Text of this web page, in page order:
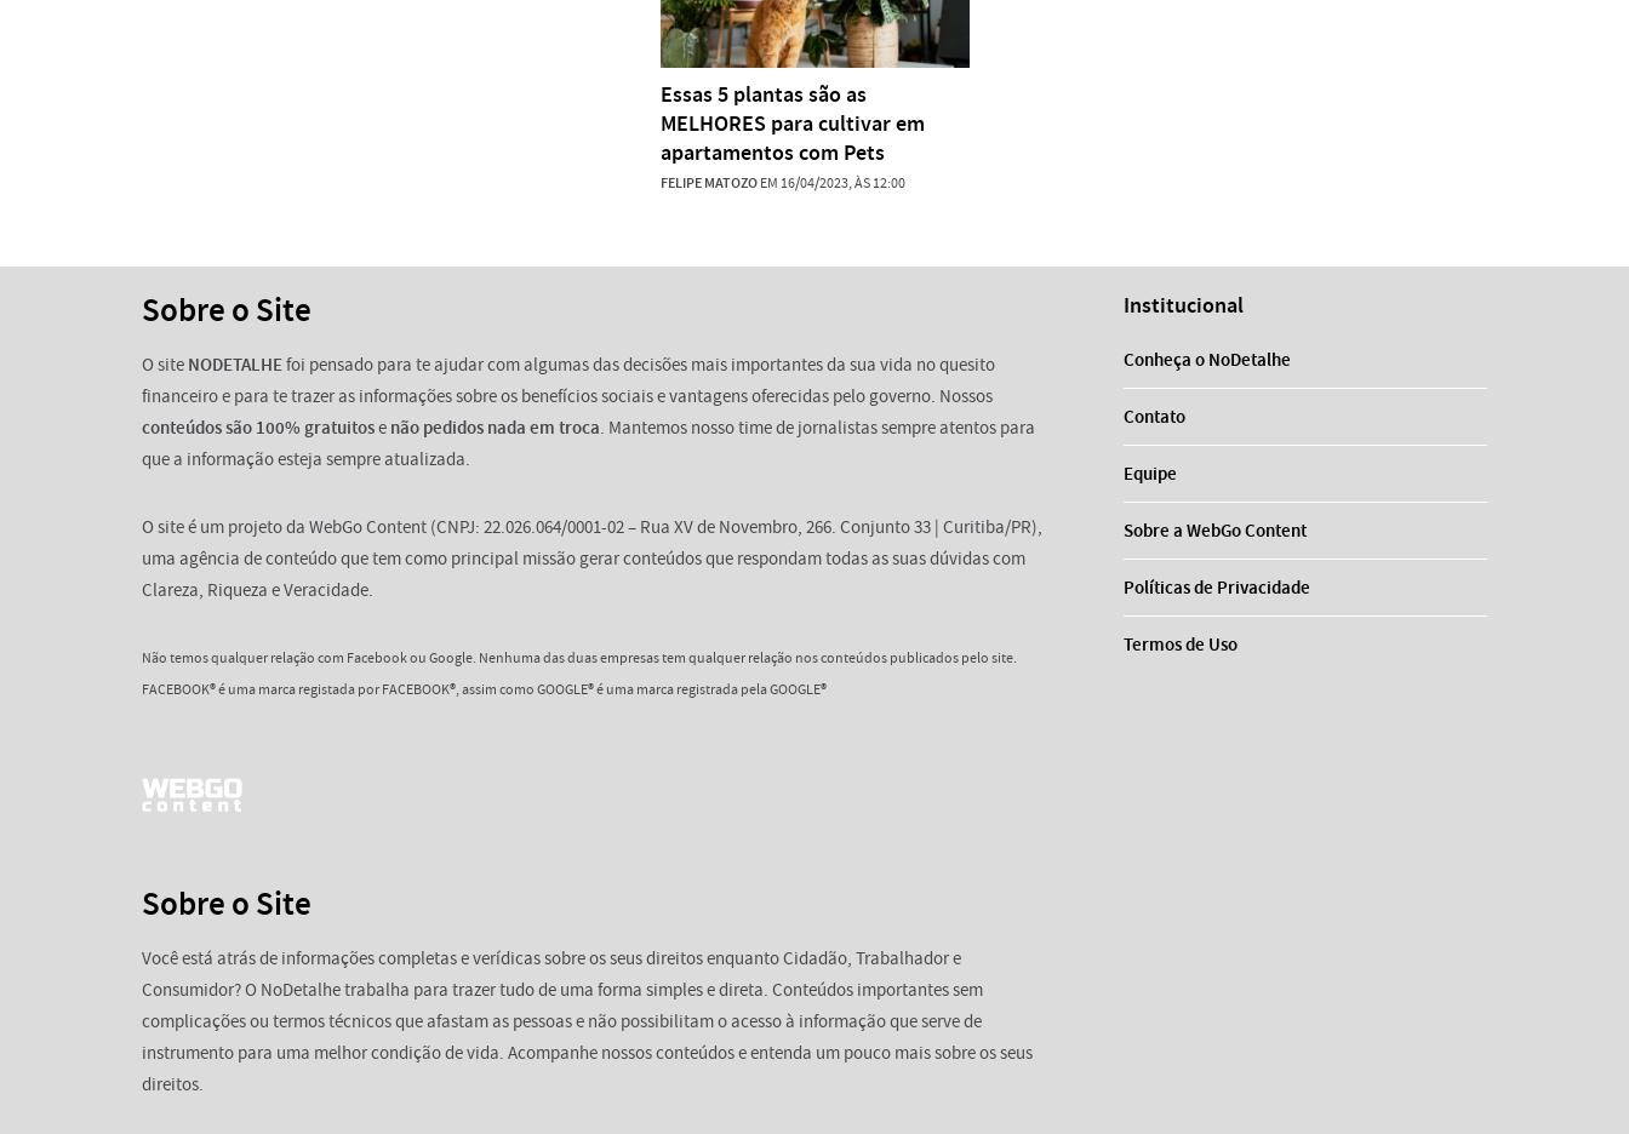
Essas 5 plantas são as
MELHORES para cultivar em
apartamentos com Pets
FELIPE MATOZOEM 16/04/2023, ÀS 12:00
Sobre o Site
O site NODETALHEfoi pensado para te ajudar com algumas das decisões mais importantes da sua vida no quesito
financeiro e para te trazer as informações sobre os benefícios sociais e vantagens oferecidas pelo governo. Nossos
conteúdos são 100% gratuitose não pedidos nada em troca. Mantemos nosso time de jornalistas sempre atentos para
que a informação esteja sempre atualizada.
O site é um projeto da WebGo Content (CNPJ: 22.026.064/0001-02 – Rua XV de Novembro, 266. Conjunto 33 | Curitiba/PR),
uma agência de conteúdo que tem como principal missão gerar conteúdos que respondam todas as suas dúvidas com
Clareza, Riqueza e Veracidade.
Não temos qualquer relação com Facebook ou Google. Nenhuma das duas empresas tem qualquer relação nos conteúdos publicados pelo site.
FACEBOOK® é uma marca registada por FACEBOOK®, assim como GOOGLE® é uma marca registrada pela GOOGLE®
Sobre o Site
Você está atrás de informações completas e verídicas sobre os seus direitos enquanto Cidadão, Trabalhador e
Consumidor? O NoDetalhe trabalha para trazer tudo de uma forma simples e direta. Conteúdos importantes sem
complicações ou termos técnicos que afastam as pessoas e não possibilitam o acesso à informação que serve de
instrumento para uma melhor condição de vida. Acompanhe nossos conteúdos e entenda um pouco mais sobre os seus
direitos.
Institucional
Conheça o NoDetalhe
Contato
Equipe
Sobre a WebGo Content
Políticas de Privacidade
Termos de Uso